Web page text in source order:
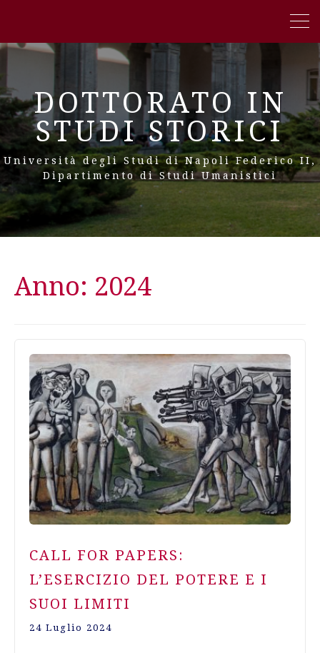
DOTTORATO IN
STUDI STORICI
Università degli Studi di Napoli Federico II,
Dipartimento di Studi Umanistici
Anno: 2024
CALL FOR PAPERS:
L’ESERCIZIO DEL POTERE E I
SUOI LIMITI
24 Luglio 2024